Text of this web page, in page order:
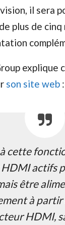
il sera
plus de
explique
son site web :
cette
HDMI actifs
être
à partir
HDMI,